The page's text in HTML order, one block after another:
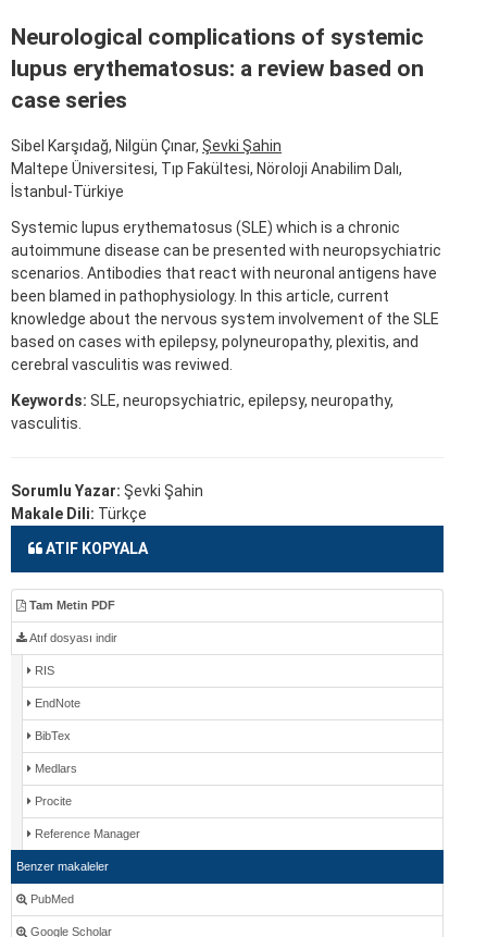
Neurological complications of systemic
lupus erythematosus: a review based on
case series
Sibel Karşıdağ, Nilgün Çınar, Şevki Şahin
Maltepe Üniversitesi, Tıp Fakültesi, Nöroloji Anabilim Dalı,
İstanbul-Türkiye
Systemic lupus erythematosus (SLE) which is a chronic
autoimmune disease can be presented with neuropsychiatric
scenarios. Antibodies that react with neuronal antigens have
been blamed in pathophysiology. In this article, current
knowledge about the nervous system involvement of the SLE
based on cases with epilepsy, polyneuropathy, plexitis, and
cerebral vasculitis was reviwed.
Keywords: SLE, neuropsychiatric, epilepsy, neuropathy,
vasculitis.
Sorumlu Yazar: Şevki Şahin
Makale Dili: Türkçe
ATIF KOPYALA
Tam Metin PDF
Atıf dosyası indir
RIS
EndNote
BibTex
Medlars
Procite
Reference Manager
Benzer makaleler
PubMed
Google Scholar